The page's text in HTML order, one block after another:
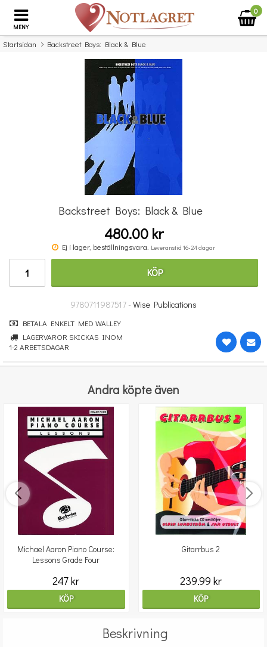
MENY
0
Startsidan Backstreet Boys: Black & Blue
Missa inte detta...
Benjamin Britten: Simple Symphony For String Orchestra - Study Score
Backstreet Boys: Black & Blue
480.00 kr
Ej i lager, beställningsvara. Leveranstid 16-24 dagar
KÖP
9780711987517 - Wise Publications
BETALA ENKELT MED WALLEY
LAGERVAROR SKICKAS INOM
1-2 ARBETSDAGAR
Andra köpte även
Michael Aaron Piano Course:
Lessons Grade Four
247 kr
KÖP
Gitarrbus 2
239.99 kr
KÖP
Beskrivning